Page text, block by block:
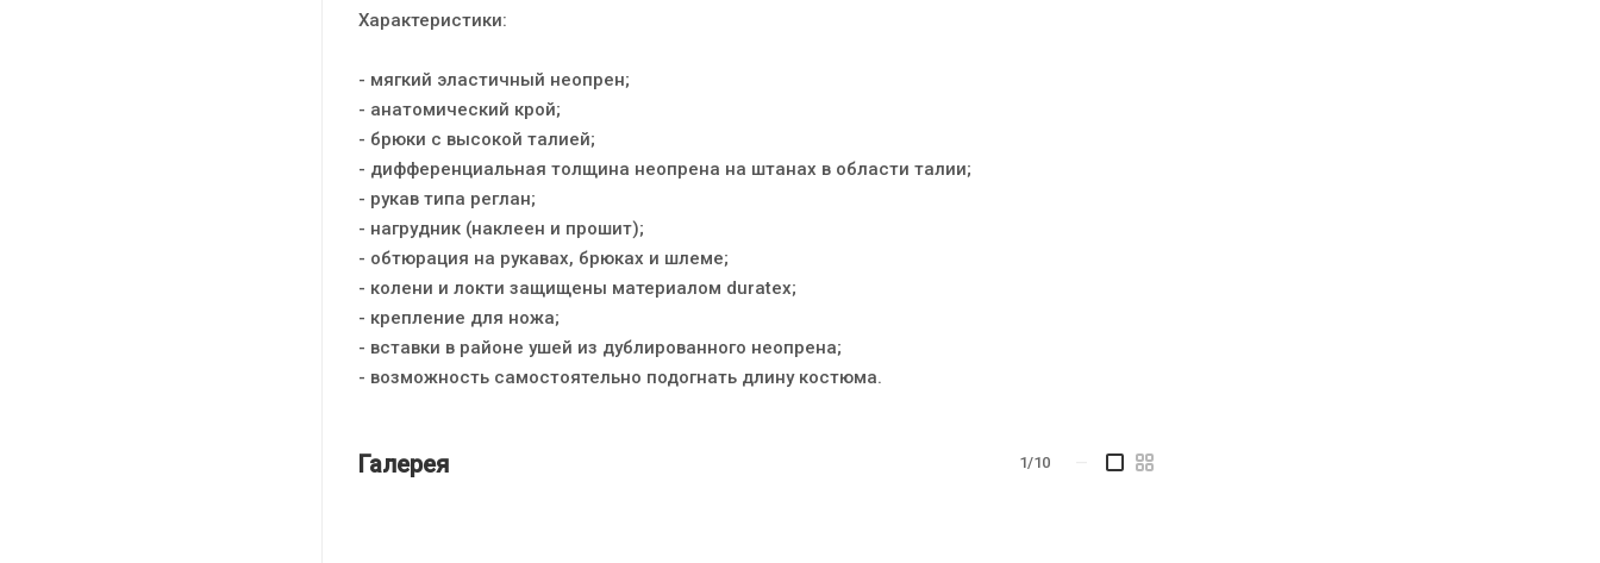
Характеристики:
- мягкий эластичный неопрен;
- анатомический крой;
- брюки с высокой талией;
- дифференциальная толщина неопрена на штанах в области талии;
- рукав типа реглан;
- нагрудник (наклеен и прошит);
- обтюрация на рукавах, брюках и шлеме;
- колени и локти защищены материалом duratex;
- крепление для ножа;
- вставки в районе ушей из дублированного неопрена;
- возможность самостоятельно подогнать длину костюма.
Галерея 1/10